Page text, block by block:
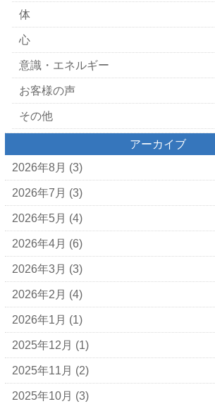
体
心
意識・エネルギー
お客様の声
その他
アーカイブ
2026年8月 (3)
2026年7月 (3)
2026年5月 (4)
2026年4月 (6)
2026年3月 (3)
2026年2月 (4)
2026年1月 (1)
2025年12月 (1)
2025年11月 (2)
2025年10月 (3)